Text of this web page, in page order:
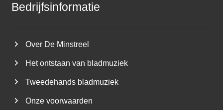
Bedrijfsinformatie
Over De Minstreel
Het ontstaan van bladmuziek
Tweedehands bladmuziek
Onze voorwaarden